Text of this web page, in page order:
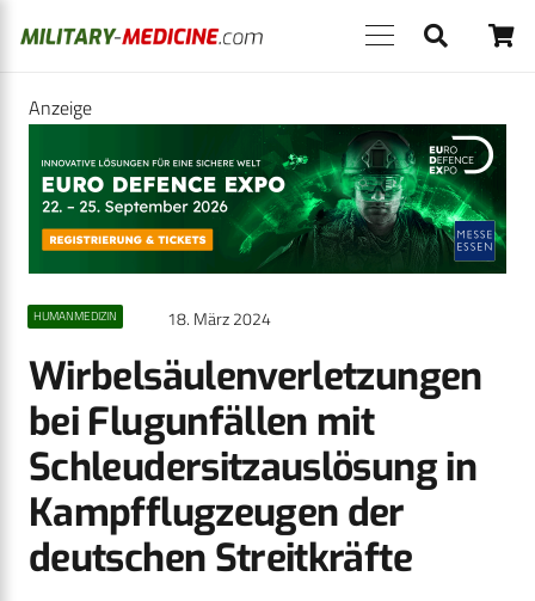
Anzeige
HUMANMEDIZIN 18. März 2024
Wirbelsäulenverletzungen
bei Flugunfällen mit
Schleudersitzauslösung in
Kampfflugzeugen der
deutschen Streitkräfte